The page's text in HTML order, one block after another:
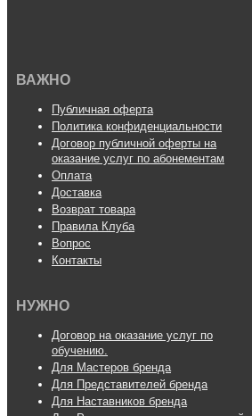
ВАЖНО
Публичная оферта
Политика конфиденциальности
Договор публичной оферты на
оказание услуг по абонементам
Оплата
Доставка
Возврат товара
Правила Клуба
Вопрос
Контакты
НУЖНО
Договор на оказание услуг по
обучению.
Для Мастеров бренда
Для Представителей бренда
Для Наставников бренда